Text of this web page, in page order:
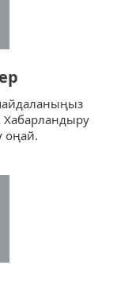
Хабарландыру
оңай.